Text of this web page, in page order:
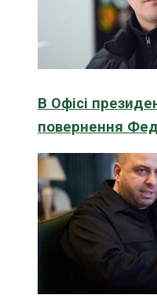
В Офісі
повернення